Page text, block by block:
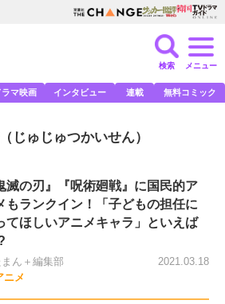
検索 メニュー
ラマ映画 インタビュー 連載 無料コミック
じゅじゅつかいせん）
滅の刃』『呪術廻戦』に国民的ア
もランクイン！「子どもの担任に
てほしいアニメキャラ」といえば
ん＋編集部
ニメ
2021.03.18